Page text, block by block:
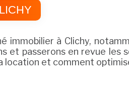
immobilier à Clichy,
et passerons en revue les
location et comment